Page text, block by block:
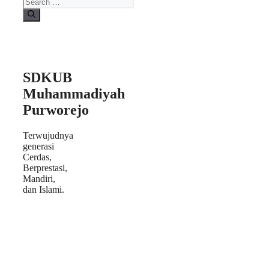
SDKUB
Muhammadiyah
Purworejo
Terwujudnya
generasi
Cerdas,
Berprestasi,
Mandiri,
dan Islami.